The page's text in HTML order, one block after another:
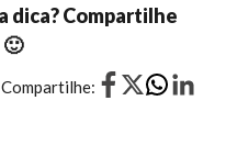
dica? Compartilhe
Compartilhe: